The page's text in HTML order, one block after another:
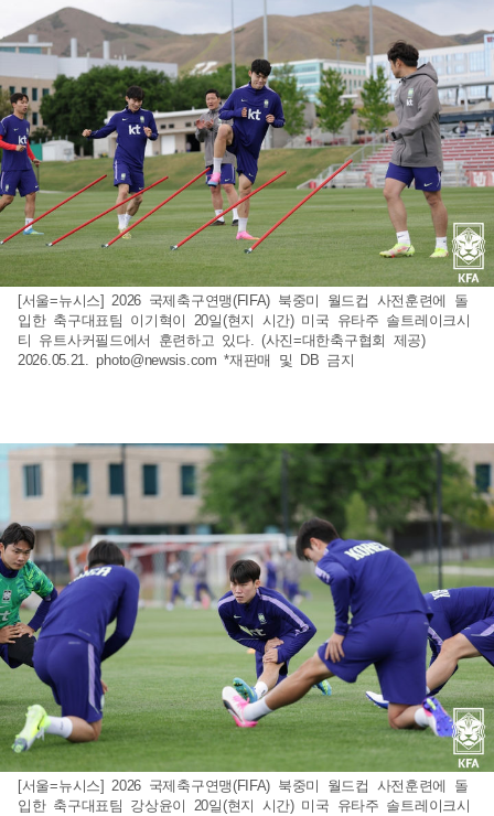
[서울=뉴시스] 2026 국제축구연맹(FIFA) 북중미 월드컵 사전훈련에 돌
입한 축구대표팀 이기혁이 20일(현지 시간) 미국 유타주 솔트레이크시
티 유트사커필드에서 훈련하고 있다. (사진=대한축구협회 제공)
2026.05.21.photo@newsis.com *재판매 및 DB 금지
[서울=뉴시스] 2026 국제축구연맹(FIFA) 북중미 월드컵 사전훈련에 돌
입한 축구대표팀 강상윤이 20일(현지 시간) 미국 유타주 솔트레이크시